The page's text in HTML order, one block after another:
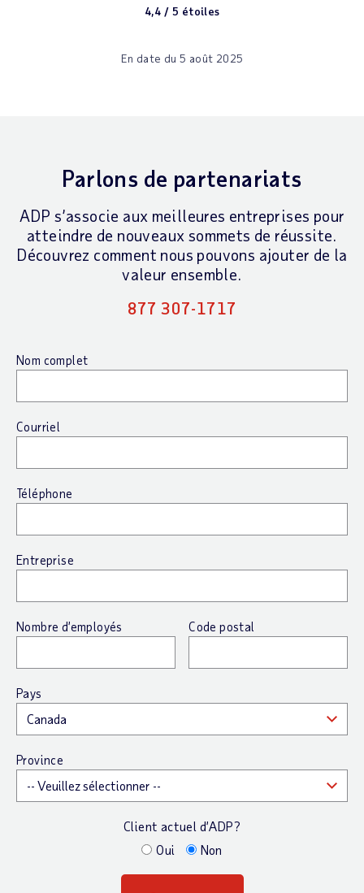
4,4 / 5 étoiles
En date du 5 août 2025
Parlons de partenariats
ADP s’associe aux meilleures entreprises pour
atteindre de nouveaux sommets de réussite.
Découvrez comment nous pouvons ajouter de la
valeur ensemble.
877 307-1717
Nom complet
Courriel
Téléphone
Entreprise
Nombre d’employés Code postal
Pays
Province
Client actuel d’ADP?
Oui
Non